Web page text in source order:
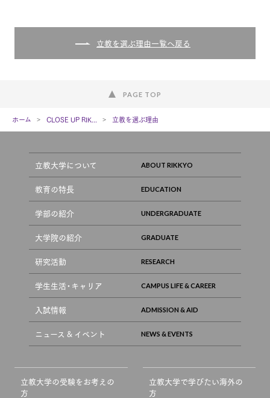
立教を選ぶ理由一覧へ戻る
PAGE TOP
ホーム CLOSE UP RIK... 立教を選ぶ理由
立教大学について
教育の特長
学部の紹介
大学院の紹介
研究活動
学生生活・キャリア
入試情報
ニュース & イベント
立教大学の受験をお考えの
方
立教大学で学びたい海外の
方